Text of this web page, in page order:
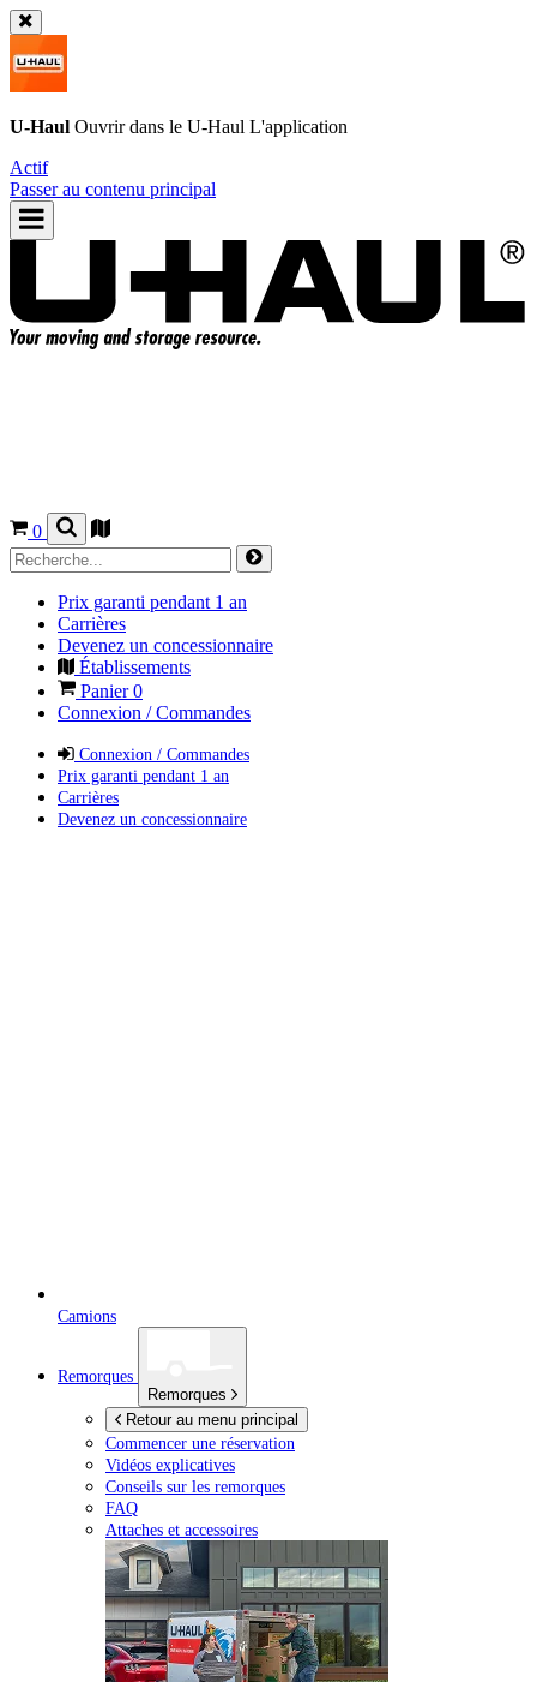
U-Haul Ouvrir dans le U-Haul L'application
Actif
Passer au contenu principal
0
Prix garanti pendant 1 an
Carrières
Devenez un concessionnaire
Établissements
Panier0
Connexion / Commandes
Connexion / Commandes
Prix garanti pendant 1 an
Carrières
Devenez un concessionnaire
Camions
Remorques
Remorques
Retour au menu principal
Commencer une réservation
Vidéos explicatives
Conseils sur les remorques
FAQ
Attaches et accessoires